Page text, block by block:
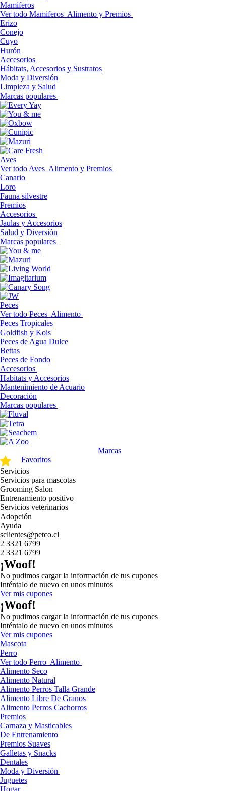
Mamiferos
Ver todo Mamiferos Alimento y Premios
Erizo
Conejo
Cuyo
Hurón
Accesorios
Hábitats, Accesorios y Sustratos
Moda y Diversión
Limpieza y Salud
Marcas populares
Aves
Ver todo Aves Alimento y Premios
Canario
Loro
Fauna silvestre
Premios
Accesorios
Jaulas y Accesorios
Salud y Diversión
Marcas populares
Peces
Ver todo Peces Alimento
Peces Tropicales
Goldfish y Kois
Peces de Agua Dulce
Bettas
Peces de Fondo
Accesorios
Habitats y Accesorios
Mantenimiento de Acuario
Decoración
Marcas populares
Marcas
Favoritos
Servicios
Servicios para mascotas
Grooming Salon
Entrenamiento positivo
Servicios veterinarios
Adopción
Ayuda
sclientes@petco.cl
2 3321 6799
2 3321 6799
¡Woof!
No pudimos cargar la información de tus cupones
Inténtalo de nuevo en unos minutos
Ver mis cupones
¡Woof!
No pudimos cargar la información de tus cupones
Inténtalo de nuevo en unos minutos
Ver mis cupones
Mascota
Perro
Ver todo Perro Alimento
Alimento Seco
Alimento Natural
Alimento Perros Talla Grande
Alimento Libre De Granos
Alimento Perros Cachorros
Premios
Carnaza y Masticables
De Entrenamiento
Premios Suaves
Galletas y Snacks
Dentales
Moda y Diversión
Juguetes
Hogar